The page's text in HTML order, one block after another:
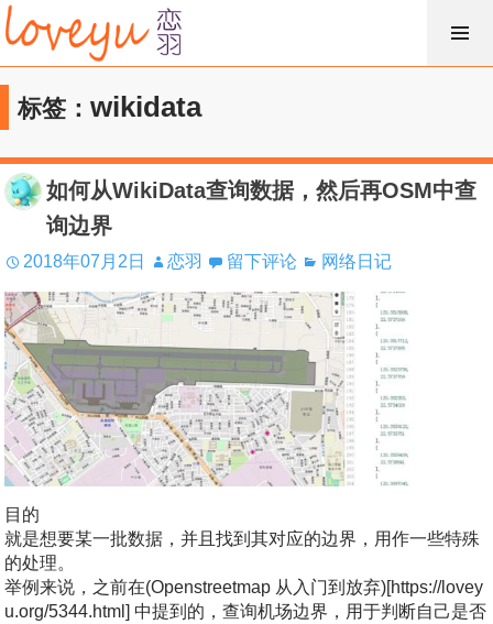
跳
过
内
容标签： wikidata
如何从WikiData查询数据，然后再OSM中查
询边界
2018年07月2日 恋羽 留下评论 网络日记
目的
就是想要某一批数据，并且找到其对应的边界，用作一些特殊
的处理。
举例来说，之前在(Openstreetmap 从入门到放弃)[https://lovey
u.org/5344.html] 中提到的，查询机场边界，用于判断自己是否